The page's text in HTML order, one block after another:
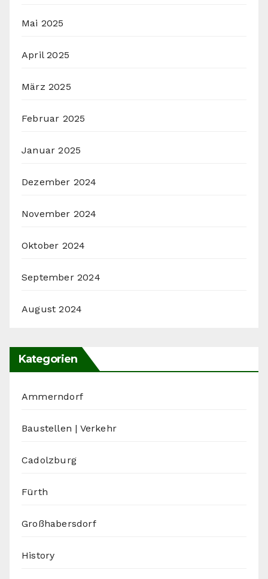
Mai 2025
April 2025
März 2025
Februar 2025
Januar 2025
Dezember 2024
November 2024
Oktober 2024
September 2024
August 2024
Kategorien
Ammerndorf
Baustellen | Verkehr
Cadolzburg
Fürth
Großhabersdorf
History